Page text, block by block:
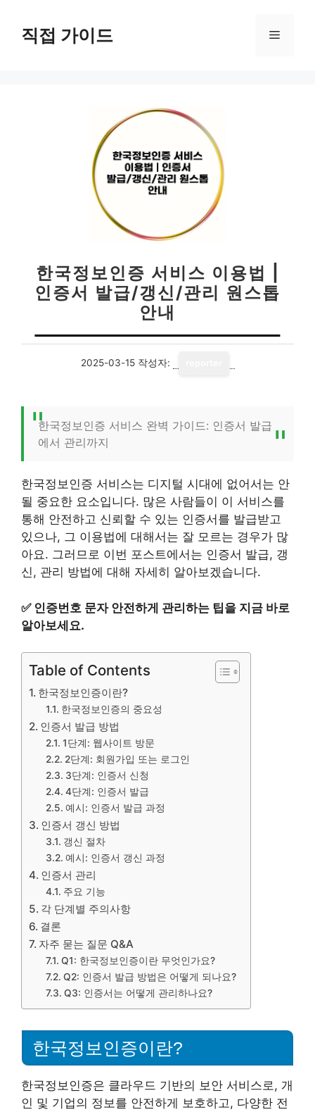
직접 가이드 메
한국정보인증 서비스 이용법 |
인증서 발급/갱신/관리 원스톱
안내
2025-03-15 작성자:
한국정보인증 서비스 완벽 가이드: 인증서 발급
에서 관리까지
한국정보인증 서비스는 디지털 시대에 없어서는 안
될 중요한 요소입니다. 많은 사람들이 이 서비스를
통해 안전하고 신뢰할 수 있는 인증서를 발급받고
있으나, 그 이용법에 대해서는 잘 모르는 경우가 많
아요. 그러므로 이번 포스트에서는 인증서 발급, 갱
신, 관리 방법에 대해 자세히 알아보겠습니다.
✅ 인증번호 문자 안전하게 관리하는 팁을 지금 바로
알아보세요.
Table of Contents
한국정보인증이란?
한국정보인증의 중요성
인증서 발급 방법
1단계: 웹사이트 방문
2단계: 회원가입 또는 로그인
3단계: 인증서 신청
4단계: 인증서 발급
예시: 인증서 발급 과정
인증서 갱신 방법
갱신 절차
예시: 인증서 갱신 과정
인증서 관리
주요 기능
각 단계별 주의사항
결론
자주 묻는 질문 Q&A
Q1: 한국정보인증이란 무엇인가요?
Q2: 인증서 발급 방법은 어떻게 되나요?
Q3: 인증서는 어떻게 관리하나요?
한국정보인증이란?
한국정보인증은 클라우드 기반의 보안 서비스로, 개
인 및 기업의 정보를 안전하게 보호하고, 다양한 전